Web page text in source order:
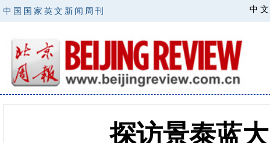
中国国家英文新闻周刊 中 文
探访景泰蓝